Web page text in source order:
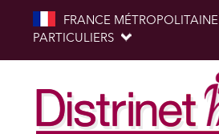
FRANCE MÉTROPOLITAINE
PARTICULIERS